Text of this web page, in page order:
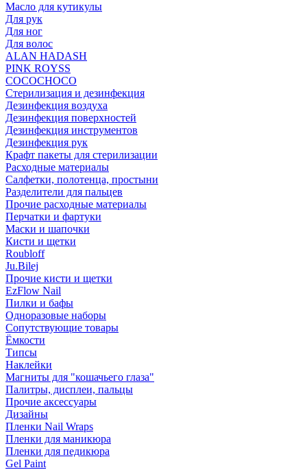
Масло для кутикулы
Для рук
Для ног
Для волос
ALAN HADASH
PINK ROYSS
COCOCHOCO
Стерилизация и дезинфекция
Дезинфекция воздуха
Дезинфекция поверхностей
Дезинфекция инструментов
Дезинфекция рук
Крафт пакеты для стерилизации
Расходные материалы
Салфетки, полотенца, простыни
Разделители для пальцев
Прочие расходные материалы
Перчатки и фартуки
Маски и шапочки
Кисти и щетки
Roubloff
Ju.Bilej
Прочие кисти и щетки
EzFlow Nail
Пилки и бафы
Одноразовые наборы
Сопутствующие товары
Ёмкости
Типсы
Наклейки
Магниты для "кошачьего глаза"
Палитры, дисплеи, пальцы
Прочие аксессуары
Дизайны
Пленки Nail Wraps
Пленки для маникюра
Пленки для педикюра
Gel Paint